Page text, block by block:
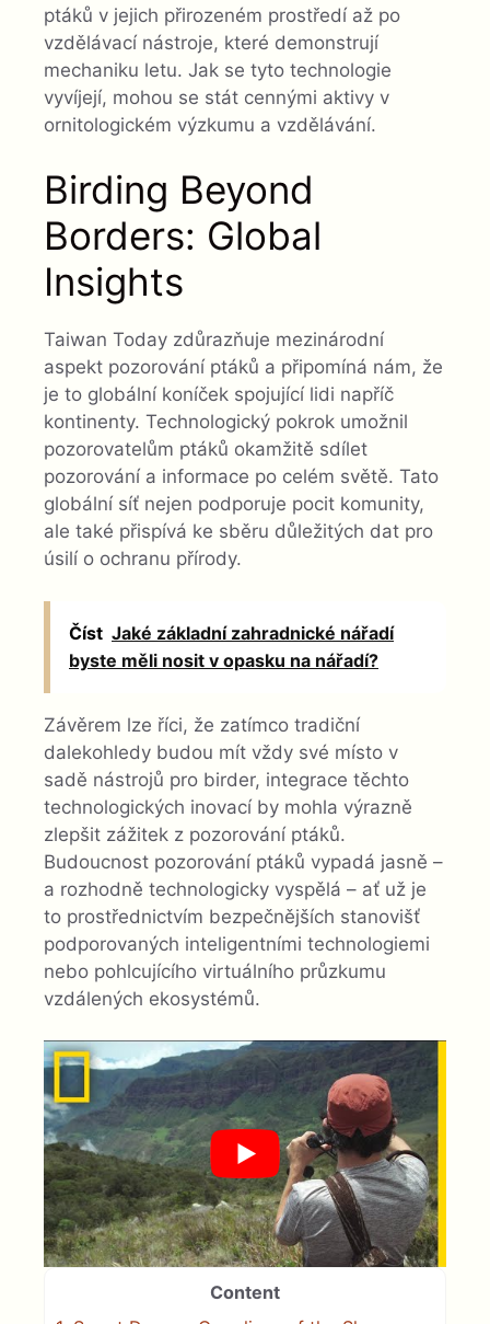
ptáků v jejich přirozeném prostředí až po
vzdělávací nástroje, které demonstrují
mechaniku letu. Jak se tyto technologie
vyvíjejí, mohou se stát cennými aktivy v
ornitologickém výzkumu a vzdělávání.
Birding Beyond
Borders: Global
Insights
Taiwan Today zdůrazňuje mezinárodní
aspekt pozorování ptáků a připomíná nám, že
je to globální koníček spojující lidi napříč
kontinenty. Technologický pokrok umožnil
pozorovatelům ptáků okamžitě sdílet
pozorování a informace po celém světě. Tato
globální síť nejen podporuje pocit komunity,
ale také přispívá ke sběru důležitých dat pro
úsilí o ochranu přírody.
Číst Jaké základní zahradnické nářadí
byste měli nosit v opasku na nářadí?
Závěrem lze říci, že zatímco tradiční
dalekohledy budou mít vždy své místo v
sadě nástrojů pro birder, integrace těchto
technologických inovací by mohla výrazně
zlepšit zážitek z pozorování ptáků.
Budoucnost pozorování ptáků vypadá jasně –
a rozhodně technologicky vyspělá – ať už je
to prostřednictvím bezpečnějších stanovišť
podporovaných inteligentními technologiemi
nebo pohlcujícího virtuálního průzkumu
vzdálených ekosystémů.
Content